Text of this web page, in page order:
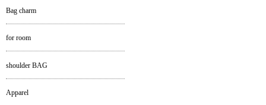
Bag charm
for room
shoulder BAG
Apparel